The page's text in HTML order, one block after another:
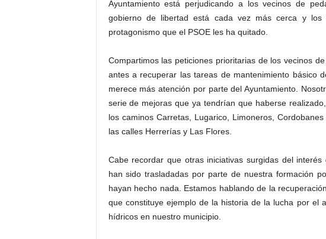
Ayuntamiento está perjudicando a los vecinos de
gobierno de libertad está cada vez más cerca y
protagonismo que el PSOE les ha quitado.
Compartimos las peticiones prioritarias de los vecinos
antes a recuperar las tareas de mantenimiento básico
merece más atención por parte del Ayuntamiento.
serie de mejoras que ya tendrían que haberse
los caminos Carretas, Lugarico, Limoneros,
las calles Herrerías y Las Flores.
Cabe recordar que otras iniciativas surgidas del
han sido trasladadas por parte de nuestra formación
hayan hecho nada. Estamos hablando de la
que constituye ejemplo de la historia de la lucha por el
hídricos en nuestro municipio.